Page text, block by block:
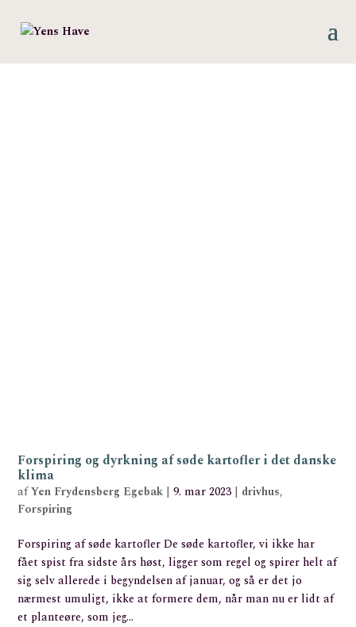
Forspiring og dyrkning af søde kartofler i det danske
klima
afYen Frydensberg Egebak |9. mar 2023 | drivhus,
Forspiring
Forspiring af søde kartofler De søde kartofler, vi ikke har
fået spist fra sidste års høst, ligger som regel og spirer helt af
sig selv allerede i begyndelsen af januar, og så er det jo
nærmest umuligt, ikke at formere dem, når man nu er lidt af
et planteøre, som jeg...